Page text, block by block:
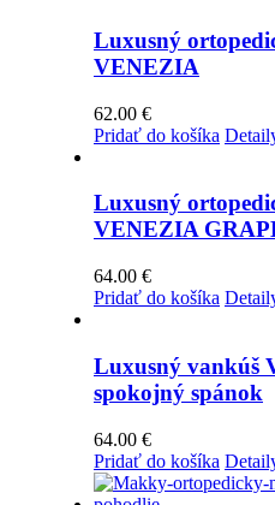
Luxusný
VENEZIA
62.00 €
Pridať do košíka
Luxusný
VENEZIA
64.00 €
Pridať do košíka
Luxusný vankúš
spokojný spánok
64.00 €
Pridať do košíka